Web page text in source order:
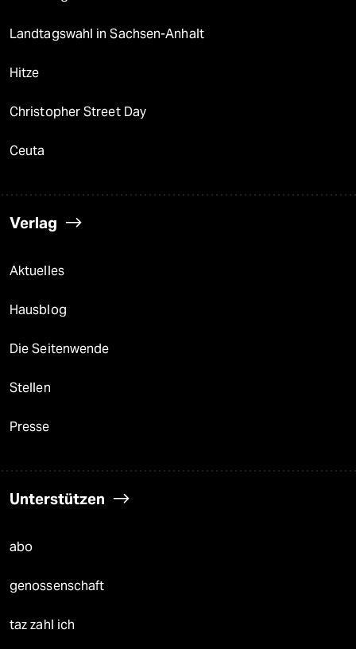
Landtagswahl in Sachsen-Anhalt
Hitze
Christopher Street Day
Ceuta
Verlag
Aktuelles
Hausblog
Die Seitenwende
Stellen
Presse
Unterstützen
abo
genossenschaft
taz zahl ich